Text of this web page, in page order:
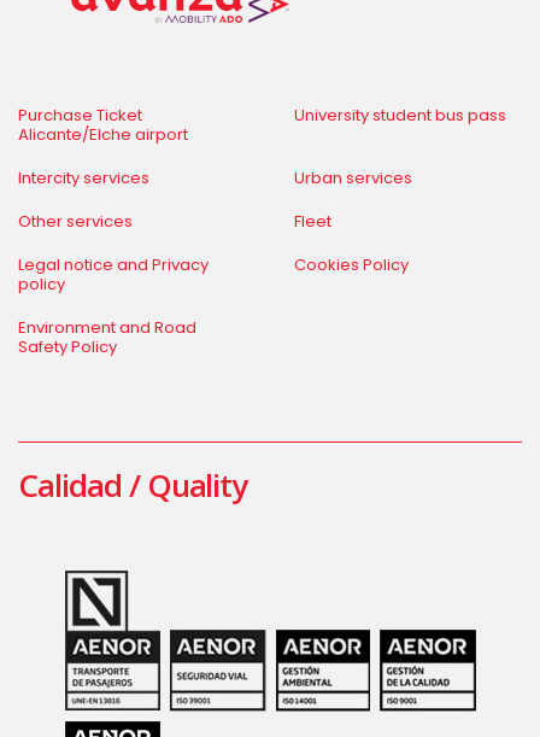
Purchase Ticket
Alicante/Elche airport
University student bus pass
Intercity services
Urban services
Other services
Fleet
Legal notice and Privacy
policy
Cookies Policy
Environment and Road
Safety Policy
Calidad / Quality